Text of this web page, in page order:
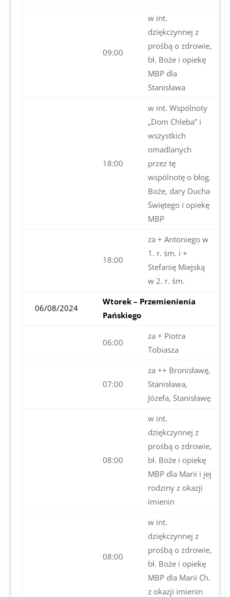
09:00
w int.
dziękczynnej z
prośbą o zdrowie,
bł. Boże i opiekę
MBP dla
Stanisława
18:00
w int. Wspólnoty
„Dom Chleba” i
wszystkich
omadlanych
przez tę
wspólnotę o błog.
Boże, dary Ducha
Świętego i opiekę
MBP
18:00
za + Antoniego w
1. r. śm. i +
Stefanię Miejską
w 2. r. śm.
06/08/2024
Wtorek – Przemienienia
Pańskiego
06:00
za + Piotra
Tobiasza
07:00
za ++ Bronisławę,
Stanisława,
Józefa, Stanisławę
08:00
w int.
dziękczynnej z
prośbą o zdrowie,
bł. Boże i opiekę
MBP dla Marii i jej
rodziny z okazji
imienin
08:00
w int.
dziękczynnej z
prośbą o zdrowie,
bł. Boże i opiekę
MBP dla Marii Ch.
z okazji imienin